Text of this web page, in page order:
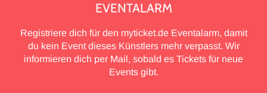
EVENTALARM
Registriere dich für den myticket.de Eventalarm, damit
du kein Event dieses Künstlers mehr verpasst. Wir
informieren dich per Mail, sobald es Tickets für neue
Events gibt.